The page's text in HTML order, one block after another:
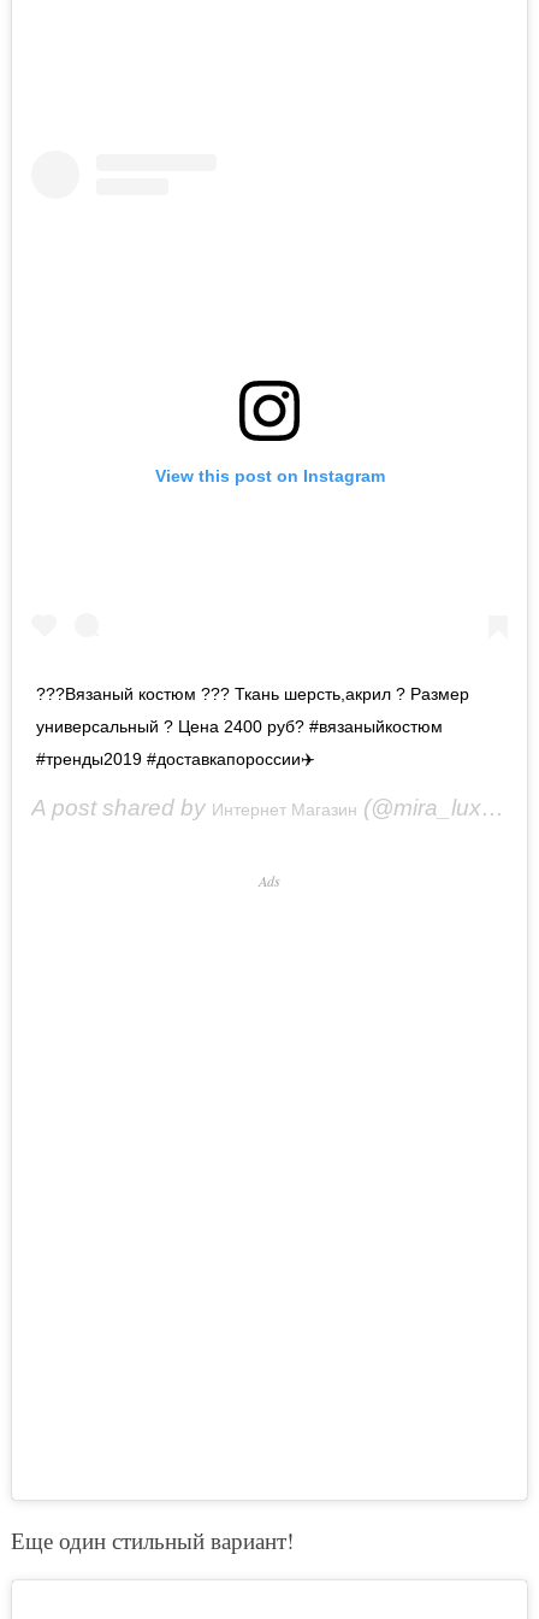
View this post on Instagram
???Вязаный костюм ??? Ткань шерсть,акрил ? Размер
универсальный ? Цена 2400 руб? #вязаныйкостюм
#тренды2019 #доставкапороссии✈️
A post shared by Интернет Магазин (@mira_lux_shop_) on
Ads
Еще один стильный вариант!